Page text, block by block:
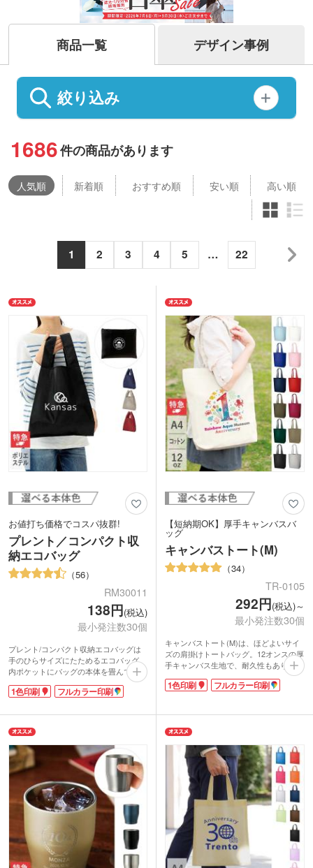
商品一覧 デザイン事例
絞り込み
1686件の商品があります
人気順 新着順 おすすめ順 安い順 高い順
1 2 3 4 5 … 22
お値打ち価格でコスパ抜群!
プレント／コンパクト収
納エコバッグ
56
RM30011
138円(税込)
最小発注数30個
プレント/コンパクト収納エコバッグは
手のひらサイズにたためるエコバッグ。
内ポケットにバッグの本体を畳んで収納
できます。いつも使うバッグに入れてお
けば、急な買い物の時に大活躍。
グを使用することでCO2削減になり、
SDGsの目標に貢献できます。価格もお
値打ちでコスパ抜群なプレント/コンパ
クト収納エコバッグは、ばらまきのノベ
ルティとしておすすめ。ポストインでき
るサイズと重さなので直接会えないお客
様にDMで送ることもできます。環境を
意識したノベルティは受け取る側から好
感触が得られますよ。
内ポケットかバッグ本体に1色・本体に
フルカラー印刷が可能です。お店のロゴ
やキャラクターを印刷したオリジナルエ
コバッグを作成してみてはいかがでしょ
うか?
1色印刷 フルカラー印刷
【短納期OK】厚手キャンバスバ
ッグ
キャンバストート(M)
34
TR-0105
292円(税込)～
最小発注数30個
キャンバストート(M)は、ほどよいサイ
ズの肩掛けトートバッグ。12オンスの厚
手キャンバス生地で、耐久性もあり中身
が透けて見えることがありません。豊富
なカラーバリエーションで、企業カラー
ロゴやイラストが映えるのでオリジナル
バッグの制作におすすめ。印刷面が広い
のでPR効果も抜群！セミナーや会社説
明会にも選ばれます。世界にひとつのオ
リジナルバッグを小ロットで制作できま
1色印刷 フルカラー印刷